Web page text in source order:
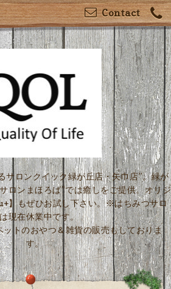
Contact
サロンクイック緑が丘店・矢巾店”。緑が
ロンまほろば”では癒しをご提供。オリジ
】もぜひお試し下さい。※はちみつサロ
現在休業中です。
トのおやつ＆雑貨の販売もしておりま
す。